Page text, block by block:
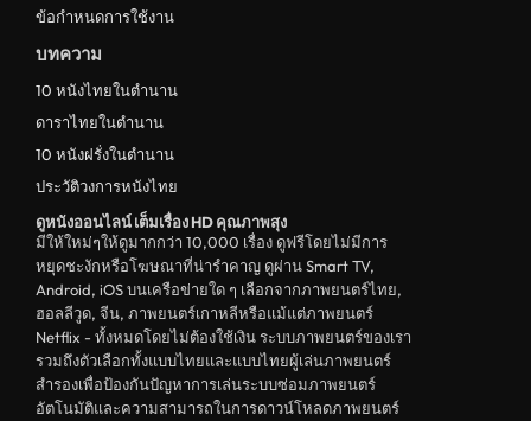
ดูหนังเกาหลีใต้ South Korea
ระทึกขวัญ
ตลก
ดูหนังจีน China
unknown
ดูหนังอีโรติก R18+ erotic
บู๊
หนังฝรั่ง
ดูหนังสารคดี Documentary
สยองขวัญ
ข้อกำหนดการใช้งาน
บทความ
10 หนังไทยในตำนาน
ดาราไทยในตำนาน
10 หนังฝรั่งในตำนาน
ประวัติวงการหนังไทย
ดูหนังออนไลน์ เต็มเรื่อง HD คุณภาพสุง
มีให้ใหม่ๆให้ดูมากกว่า 10,000 เรื่อง ดูฟรีโดยไม่มีการ
หยุดชะงักหรือโฆษณาที่น่ารำคาญ ดูผ่าน Smart TV,
Android, iOS บนเครือข่ายใด ๆ เลือกจากภาพยนตร์ไทย,
ฮอลลีวูด, จีน, ภาพยนตร์เกาหลีหรือแม้แต่ภาพยนตร์
Netflix - ทั้งหมดโดยไม่ต้องใช้เงิน ระบบภาพยนตร์ของเรา
รวมถึงตัวเลือกทั้งแบบไทยและแบบไทยผู้เล่นภาพยนตร์
สำรองเพื่อป้องกันปัญหาการเล่นระบบซ่อมภาพยนตร์
อัตโนมัติและความสามารถในการดาวน์โหลดภาพยนตร์